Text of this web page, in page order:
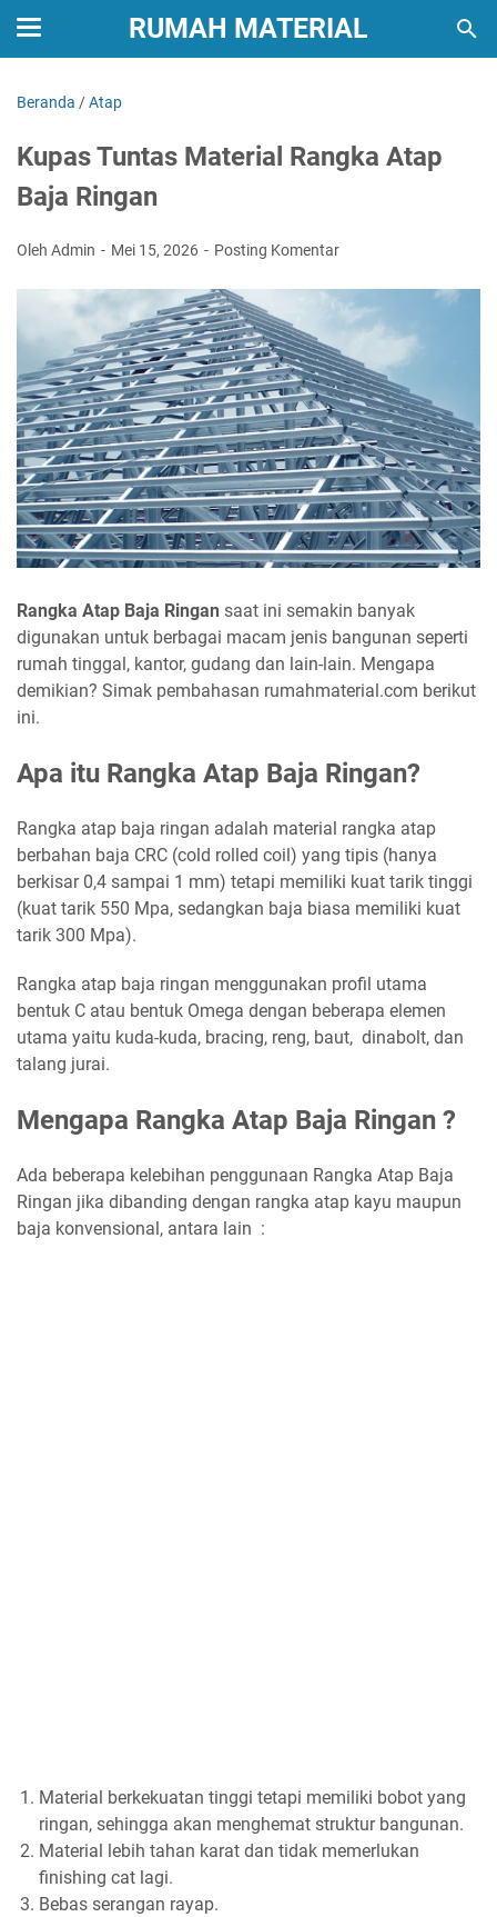
RUMAH MATERIAL
Beranda /Atap
Kupas Tuntas Material Rangka Atap
Baja Ringan
Oleh Admin Mei 15, 2026 Posting Komentar
Rangka Atap Baja Ringan saat ini semakin banyak
digunakan untuk berbagai macam jenis bangunan seperti
rumah tinggal, kantor, gudang dan lain-lain. Mengapa
demikian? Simak pembahasan rumahmaterial.com berikut
ini.
Apa itu Rangka Atap Baja Ringan?
Rangka atap baja ringan adalah material rangka atap
berbahan baja CRC (cold rolled coil) yang tipis (hanya
berkisar 0,4 sampai 1 mm) tetapi memiliki kuat tarik tinggi
(kuat tarik 550 Mpa, sedangkan baja biasa memiliki kuat
tarik 300 Mpa).
Rangka atap baja ringan menggunakan profil utama
bentuk C atau bentuk Omega dengan beberapa elemen
utama yaitu kuda-kuda, bracing, reng, baut, dinabolt, dan
talang jurai.
Mengapa Rangka Atap Baja Ringan ?
Ada beberapa kelebihan penggunaan Rangka Atap Baja
Ringan jika dibanding dengan rangka atap kayu maupun
baja konvensional, antara lain :
Material berkekuatan tinggi tetapi memiliki bobot yang
ringan, sehingga akan menghemat struktur bangunan.
Material lebih tahan karat dan tidak memerlukan
finishing cat lagi.
Bebas serangan rayap.